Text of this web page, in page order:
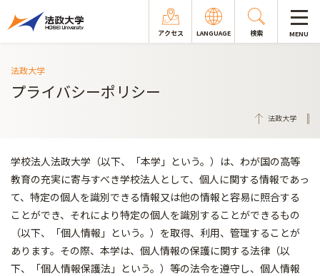
アクセス LANGUAGE 検索 MENU
法政大学
プライバシーポリシー
法政大学
学校法人法政大学（以下、「本学」という。）は、わが国の高等
教育の充実に寄与すべき学校法人として、個人に関する情報であっ
て、特定の個人を識別できる情報又は他の情報と容易に照合する
ことができ、それにより特定の個人を識別することができるもの
（以下、「個人情報」という。）を取得、利用、管理することが
あります。その際、本学は、個人情報の保護に関する法律（以
下、「個人情報保護法」という。）等の法令を遵守し、個人情報